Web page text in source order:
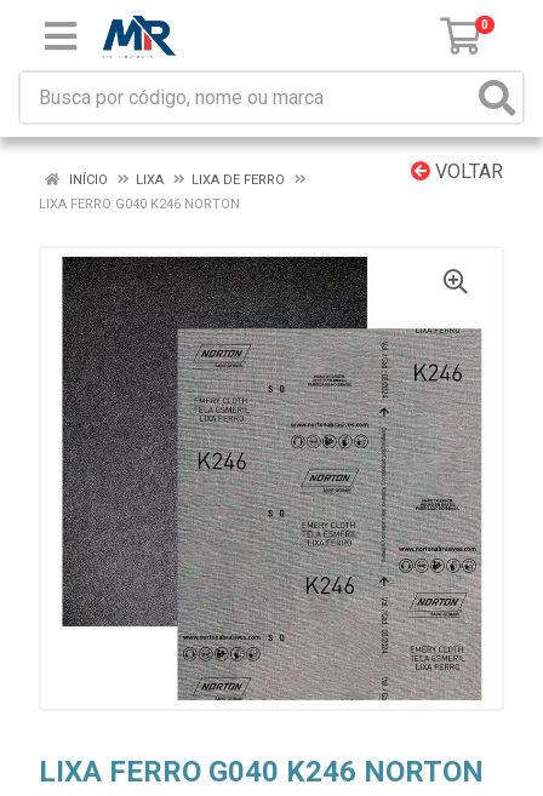
0
VOLTAR
INÍCIO LIXA
LIXA DE FERRO
LIXA FERRO G040 K246 NORTON
LIXA FERRO G040 K246 NORTON